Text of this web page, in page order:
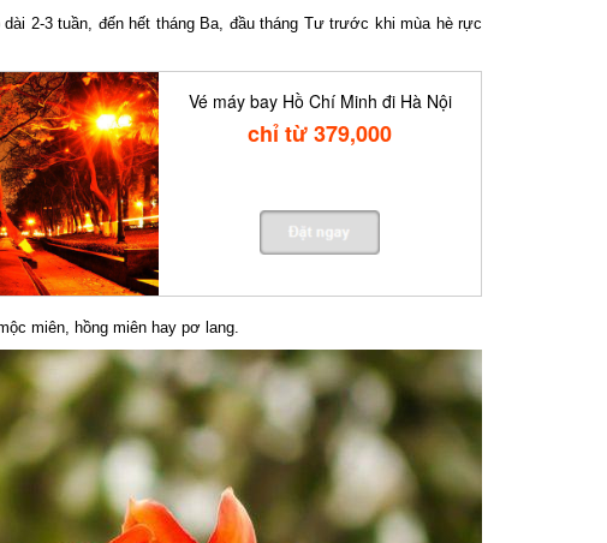
2-3 tuần, đến hết tháng Ba, đầu tháng Tư trước khi mùa hè rực
Vé máy bay Hồ Chí Minh đi Hà Nội
chỉ từ 379,000
miên, hồng miên hay pơ lang.